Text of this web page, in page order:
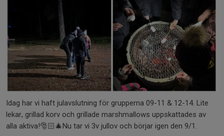
Idag har vi haft julavslutning för grupperna 09-11 & 12-14. Lite
lekar, grillad korv och grillade marshmallows uppskattades av
alla aktiva!🎅🏻🎄Nu tar vi 3v jullov och börjar igen den 9/1.